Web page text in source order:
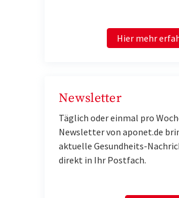
Hier mehr
Newsletter
Täglich oder einmal pro
Newsletter von aponet.de
aktuelle Gesundheits-
direkt in Ihr Postfach.